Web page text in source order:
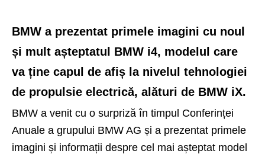
BMW a prezentat primele imagini cu noul
și mult așteptatul BMW i4, modelul care
va ține capul de afiș la nivelul tehnologiei
de propulsie electrică, alături de BMW iX.
BMW a venit cu o surpriză în timpul Conferinței
Anuale a grupului BMW AG și a prezentat primele
imagini și informații despre cel mai așteptat model